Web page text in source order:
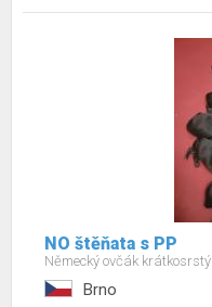
NO štěňata s PP
Německý ovčák krátkosrstý
Brno